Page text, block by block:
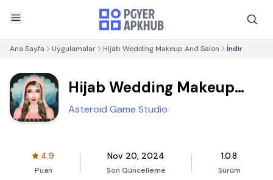
Ana Sayfa Uygulamalar Hijab Wedding Makeup And Salon İndir
Hijab Wedding Makeup
And Salon
Asteroid Game Studio
4.9
Puan
Nov 20, 2024
Son Güncelleme
1.0.8
Sürüm